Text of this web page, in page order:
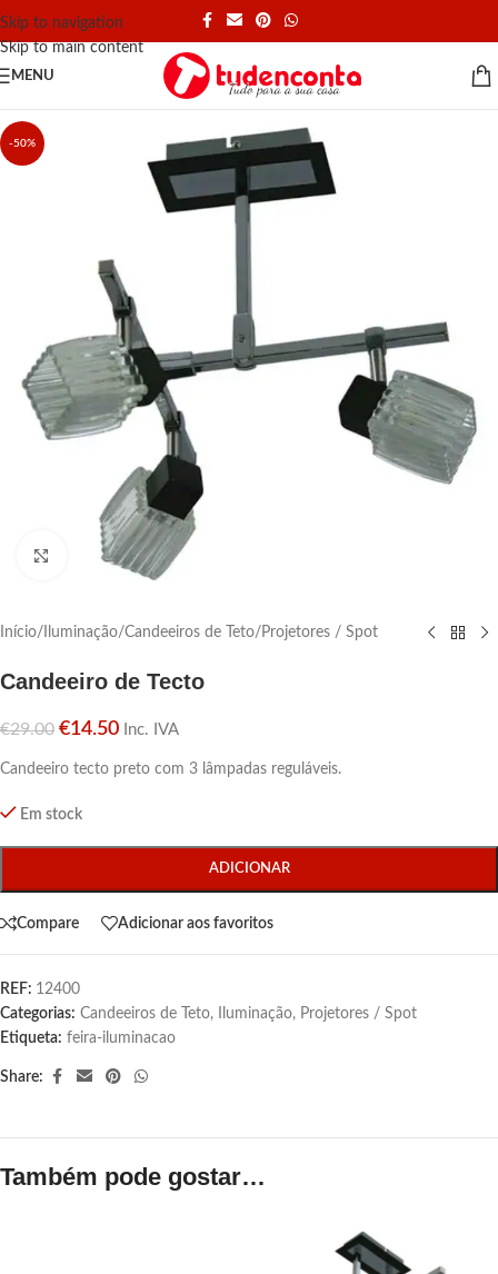
Skip to navigation
Skip to main content
MENU
-50%
Click para aumentar
Início/ Iluminação/Candeeiros de Teto/ Projetores / Spot
Candeeiro de Tecto
€29.00 €14.50 Inc. IVA
Candeeiro tecto preto com 3 lâmpadas reguláveis.
Em stock
ADICIONAR
Compare Adicionar aos favoritos
REF: 12400
Categorias: Candeeiros de Teto, Iluminação, Projetores / Spot
Etiqueta: feira-iluminacao
Share:
Também pode gostar…